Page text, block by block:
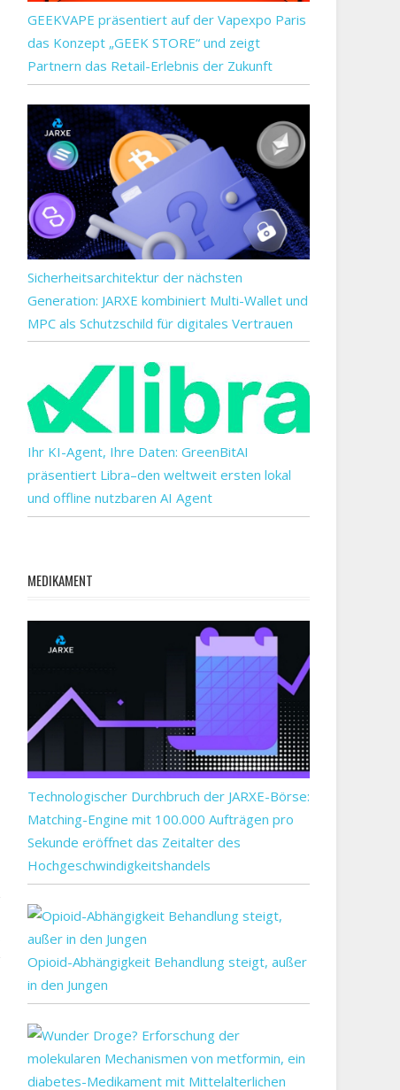
GEEKVAPE präsentiert auf der Vapexpo Paris
das Konzept „GEEK STORE“ und zeigt
Partnern das Retail-Erlebnis der Zukunft
Sicherheitsarchitektur der nächsten
Generation: JARXE kombiniert Multi-Wallet und
MPC als Schutzschild für digitales Vertrauen
Ihr KI-Agent, Ihre Daten: GreenBitAI
präsentiert Libra–den weltweit ersten lokal
und offline nutzbaren AI Agent
MEDIKAMENT
Technologischer Durchbruch der JARXE-Börse:
Matching-Engine mit 100.000 Aufträgen pro
Sekunde eröffnet das Zeitalter des
Hochgeschwindigkeitshandels
Opioid-Abhängigkeit Behandlung steigt, außer
in den Jungen